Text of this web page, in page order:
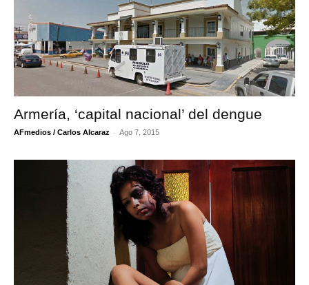
Armería, ‘capital nacional’ del dengue
AFmedios / Carlos Alcaraz - Ago 7, 2015